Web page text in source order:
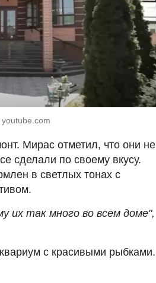
Мирас отметил, что они не
сделали по своему вкусу.
в светлых тонах с
их так много во всем доме",
с красивыми рыбками.